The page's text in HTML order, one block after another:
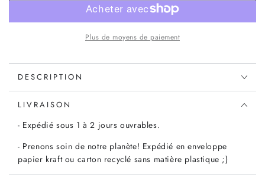
Menagerie
Royal
peacock
Canvas,
50x110cm
paper
Menagerie
Royal
peacock
Canvas,
50x110cm
Plus de moyens de paiement
DESCRIPTION
LIVRAISON
- Expédié sous 1 à 2 jours ouvrables.
- Prenons soin de notre planète! Expédié en enveloppe
papier kraft ou carton recyclé sans matière plastique ;)